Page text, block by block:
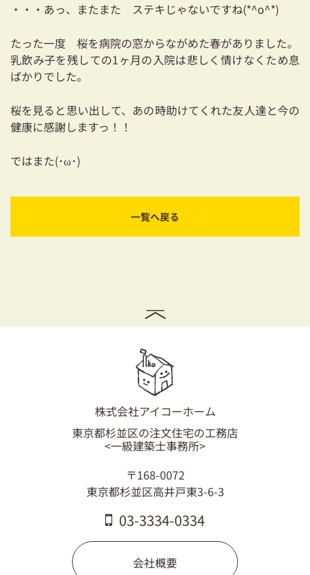
・・・あっ、またまた ステキじゃないですね(*^o^*)
たった一度 桜を病院の窓からながめた春がありました。
乳飲み子を残しての1ヶ月の入院は悲しく情けなくため息
ばかりでした。
桜を見ると思い出して、あの時助けてくれた友人達と今の
健康に感謝しますっ！！
ではまた(･ω･)
一覧へ戻る
株式会社アイコーホーム
東京都杉並区の注文住宅の工務店
<一級建築士事務所>
〒168-0072
東京都杉並区高井戸東3-6-3
03-3334-0334
会社概要